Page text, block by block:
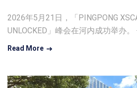
2026年5月21日，「PINGPONG
UNLOCKED」峰会在河内成功举办。
Read More